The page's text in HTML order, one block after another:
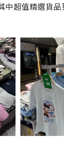
中超值精選貨